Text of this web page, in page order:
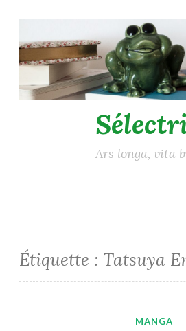
au
contenu
principal
Ars longa, vita
Étiquette : Tatsuya
MANGA